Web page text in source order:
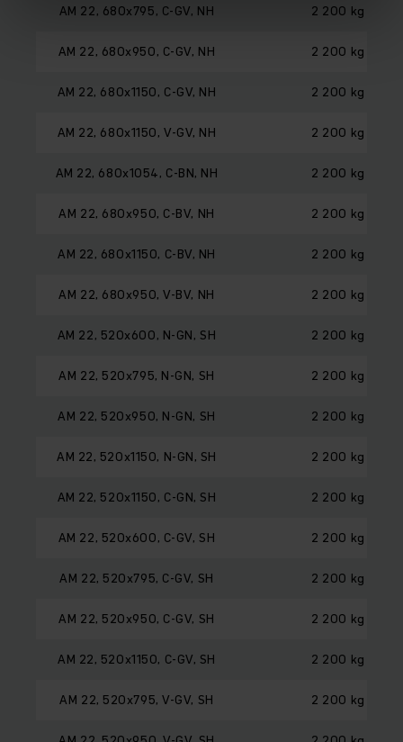
AM 22, 680x795, C-GV, NH 2 200 kg
AM 22, 680x950, C-GV, NH 2 200 kg
AM 22, 680x1150, C-GV, NH 2 200 kg
AM 22, 680x1150, V-GV, NH 2 200 kg
AM 22, 680x1054, C-BN, NH 2 200 kg
AM 22, 680x950, C-BV, NH 2 200 kg
AM 22, 680x1150, C-BV, NH 2 200 kg
AM 22, 680x950, V-BV, NH 2 200 kg
AM 22, 520x600, N-GN, SH 2 200 kg
AM 22, 520x795, N-GN, SH 2 200 kg
AM 22, 520x950, N-GN, SH 2 200 kg
AM 22, 520x1150, N-GN, SH 2 200 kg
AM 22, 520x1150, C-GN, SH 2 200 kg
AM 22, 520x600, C-GV, SH 2 200 kg
AM 22, 520x795, C-GV, SH 2 200 kg
AM 22, 520x950, C-GV, SH 2 200 kg
AM 22, 520x1150, C-GV, SH 2 200 kg
AM 22, 520x795, V-GV, SH 2 200 kg